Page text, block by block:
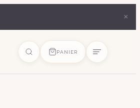
×
PANIER